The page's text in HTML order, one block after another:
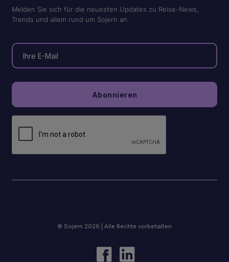
Melden Sie sich für die neuesten Updates zu Reise-News,
Trends und allem rund um Sojern an.
© Sojern 2026 | Alle Rechte vorbehalten